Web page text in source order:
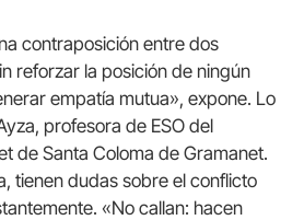
contraposición entre dos
reforzar la posición de ningún
empatía mutua», expone. Lo
profesora de ESO del
de Santa Coloma de Gramanet.
tienen dudas sobre el conflicto
«No callan: hacen